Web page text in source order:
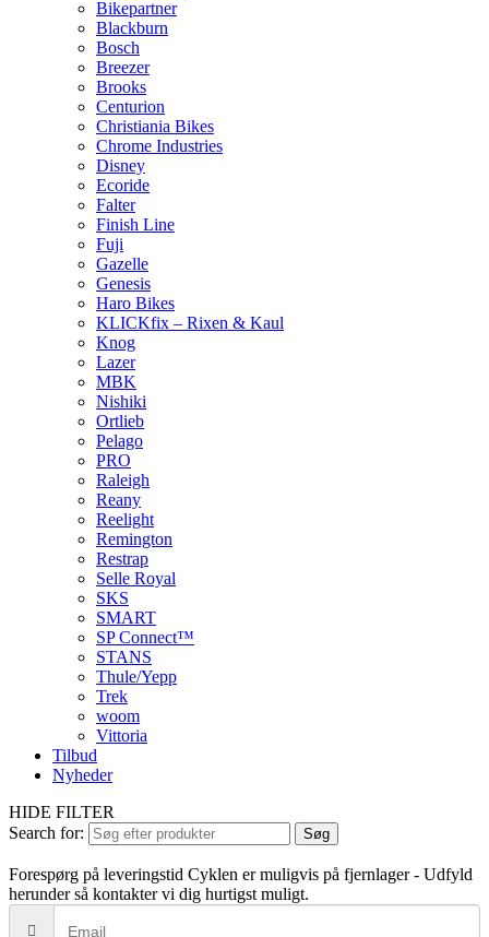
Bikepartner
Blackburn
Bosch
Breezer
Brooks
Centurion
Christiania Bikes
Chrome Industries
Disney
Ecoride
Falter
Finish Line
Fuji
Gazelle
Genesis
Haro Bikes
KLICKfix – Rixen & Kaul
Knog
Lazer
MBK
Nishiki
Ortlieb
Pelago
PRO
Raleigh
Reany
Reelight
Remington
Restrap
Selle Royal
SKS
SMART
SP Connect™
STANS
Thule/Yepp
Trek
woom
Vittoria
Tilbud
Nyheder
HIDE FILTER
Search for:
Søg
Forespørg på leveringstid Cyklen er muligvis på fjernlager - Udfyld
herunder så kontakter vi dig hurtigst muligt.